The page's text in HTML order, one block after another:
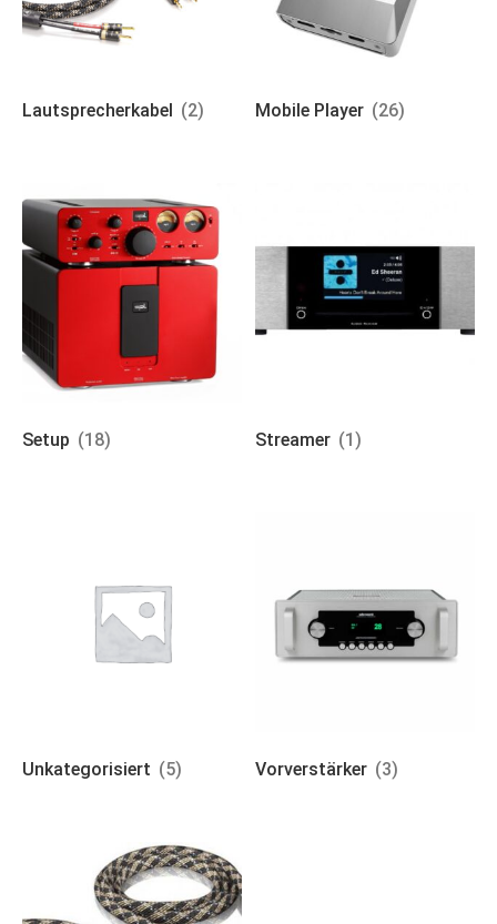
Lautsprecherkabel (2) Mobile Player (26)
Setup (18) Streamer (1)
Unkategorisiert (5) Vorverstärker (3)